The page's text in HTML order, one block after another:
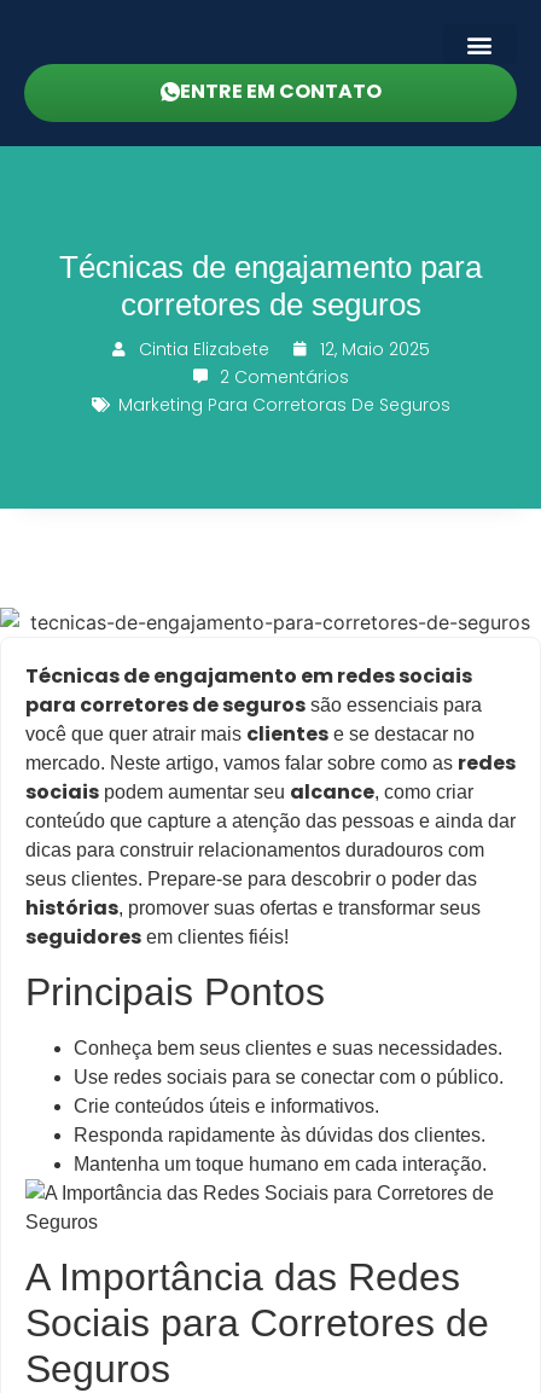
ENTRE EM CONTATO
Técnicas de engajamento para
corretores de seguros
Cintia Elizabete
12, Maio 2025
2 Comentários
Marketing Para Corretoras De Seguros
Técnicas de engajamento em redes sociais
para corretores de seguros são essenciais para
você que quer atrair mais clientes e se destacar no
mercado. Neste artigo, vamos falar sobre como as redes
sociais podem aumentar seu alcance, como criar
conteúdo que capture a atenção das pessoas e ainda dar
dicas para construir relacionamentos duradouros com
seus clientes. Prepare-se para descobrir o poder das
histórias, promover suas ofertas e transformar seus
seguidores em clientes fiéis!
Principais Pontos
Conheça bem seus clientes e suas necessidades.
Use redes sociais para se conectar com o público.
Crie conteúdos úteis e informativos.
Responda rapidamente às dúvidas dos clientes.
Mantenha um toque humano em cada interação.
A Importância das Redes
Sociais para Corretores de
Seguros